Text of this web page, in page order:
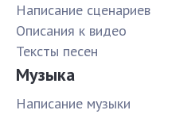
Написание сценариев
Описания к видео
Тексты песен
Музыка
Написание музыки